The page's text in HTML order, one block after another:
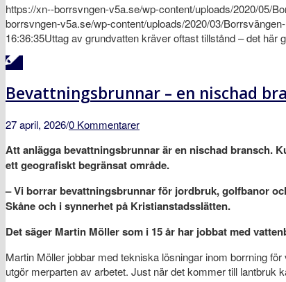
https://xn--borrsvngen-v5a.se/wp-content/uploads/2020/05/
borrsvngen-v5a.se/wp-content/uploads/2020/03/
16:36:35Uttag av grundvatten kräver oftast tillstånd – det här
Bevattningsbrunnar – en nischad
27 april, 2026/0 Kommentarer
Att anlägga bevattningsbrunnar är en nischad bransch.
ett geografiskt begränsat område.
– Vi borrar bevattningsbrunnar för jordbruk, golfbanor
Skåne och i synnerhet på Kristianstadsslätten.
Det säger Martin Möller som i 15 år har jobbat med
Martin Möller jobbar med tekniska lösningar inom borrning
utgör merparten av arbetet. Just när det kommer till lantbruk